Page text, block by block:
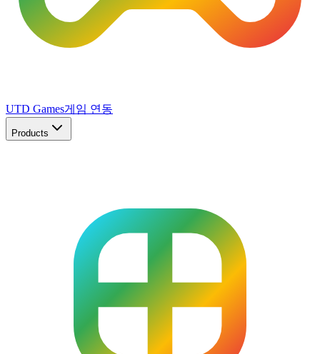
UTD Games게임 연동
Products